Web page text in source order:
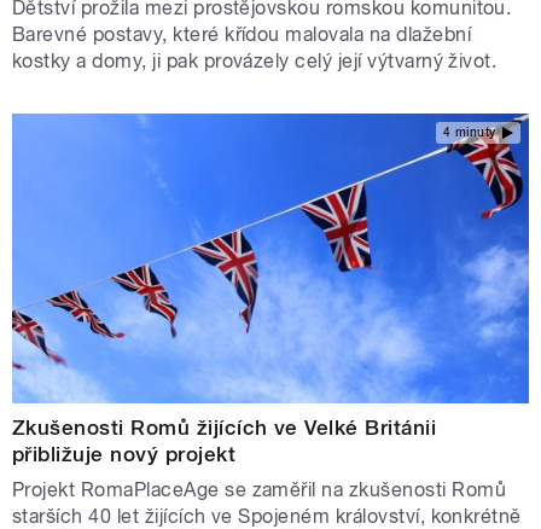
Dětství prožila mezi prostějovskou romskou komunitou.
Barevné postavy, které křídou malovala na dlažební
kostky a domy, ji pak provázely celý její výtvarný život.
4 minuty
Zkušenosti Romů žijících ve Velké Británii
přibližuje nový projekt
Projekt RomaPlaceAge se zaměřil na zkušenosti Romů
starších 40 let žijících ve Spojeném království, konkrétně